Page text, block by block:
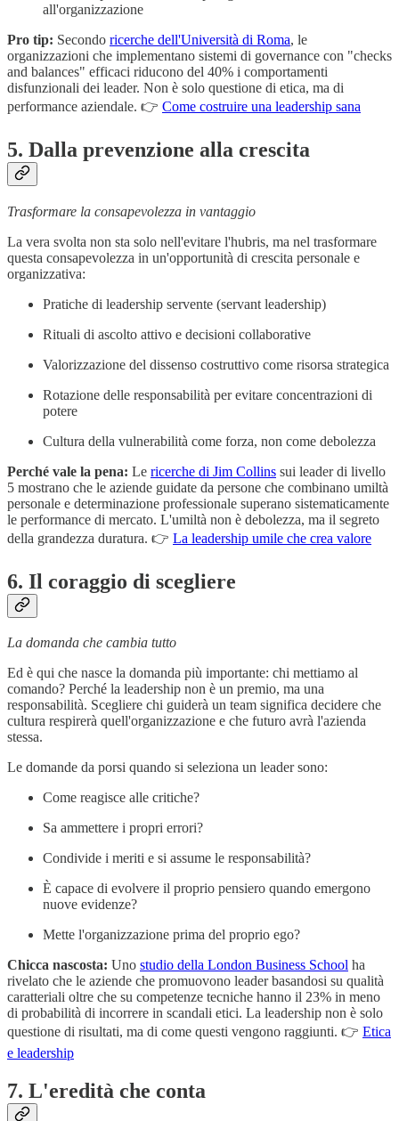
all'organizzazione
Pro tip: Secondo ricerche dell'Università di Roma, le
organizzazioni che implementano sistemi di governance con "checks
and balances" efficaci riducono del 40% i comportamenti
disfunzionali dei leader. Non è solo questione di etica, ma di
performance aziendale. 👉 Come costruire una leadership sana
5. Dalla prevenzione alla crescita
Trasformare la consapevolezza in vantaggio
La vera svolta non sta solo nell'evitare l'hubris, ma nel trasformare
questa consapevolezza in un'opportunità di crescita personale e
organizzativa:
Pratiche di leadership servente (servant leadership)
Rituali di ascolto attivo e decisioni collaborative
Valorizzazione del dissenso costruttivo come risorsa strategica
Rotazione delle responsabilità per evitare concentrazioni di
potere
Cultura della vulnerabilità come forza, non come debolezza
Perché vale la pena: Le ricerche di Jim Collins sui leader di livello
5 mostrano che le aziende guidate da persone che combinano umiltà
personale e determinazione professionale superano sistematicamente
le performance di mercato. L'umiltà non è debolezza, ma il segreto
della grandezza duratura. 👉 La leadership umile che crea valore
6. Il coraggio di scegliere
La domanda che cambia tutto
Ed è qui che nasce la domanda più importante: chi mettiamo al
comando? Perché la leadership non è un premio, ma una
responsabilità. Scegliere chi guiderà un team significa decidere che
cultura respirerà quell'organizzazione e che futuro avrà l'azienda
stessa.
Le domande da porsi quando si seleziona un leader sono:
Come reagisce alle critiche?
Sa ammettere i propri errori?
Condivide i meriti e si assume le responsabilità?
È capace di evolvere il proprio pensiero quando emergono
nuove evidenze?
Mette l'organizzazione prima del proprio ego?
Chicca nascosta: Uno studio della London Business School ha
rivelato che le aziende che promuovono leader basandosi su qualità
caratteriali oltre che su competenze tecniche hanno il 23% in meno
di probabilità di incorrere in scandali etici. La leadership non è solo
questione di risultati, ma di come questi vengono raggiunti. 👉 Etica
e leadership
7. L'eredità che conta